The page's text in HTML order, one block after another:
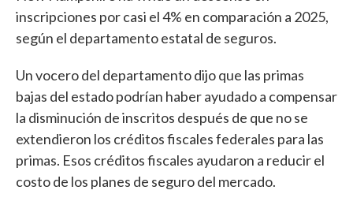
inscripciones por casi el 4% en comparación a 2025,
según el departamento estatal de seguros.
Un vocero del departamento dijo que las primas
bajas del estado podrían haber ayudado a compensar
la disminución de inscritos después de que no se
extendieron los créditos fiscales federales para las
primas. Esos créditos fiscales ayudaron a reducir el
costo de los planes de seguro del mercado.